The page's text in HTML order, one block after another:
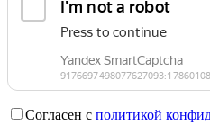
Согласен с политикой